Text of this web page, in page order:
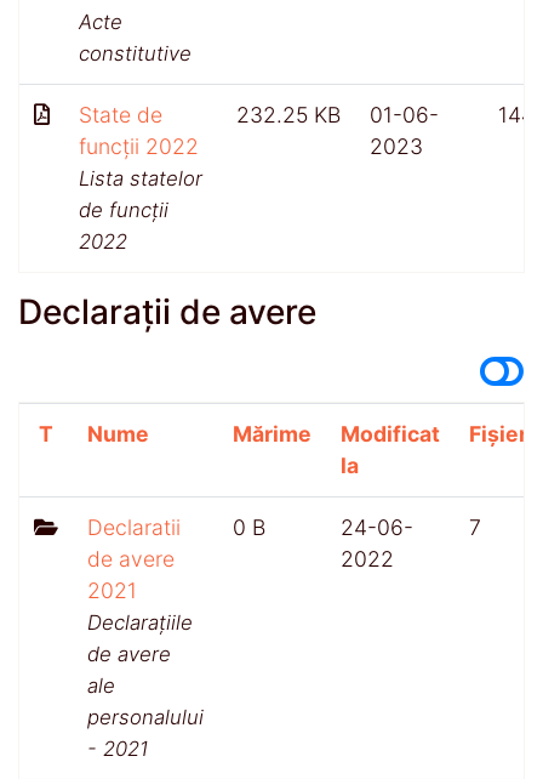
Acte
constitutive
State de
funcții 2022
Lista statelor
de funcții
2022
232.25 KB
01-06-
2023
Declarații de avere
T Nume Mărime
Modificat
la
Fișiere
Declaratii
de avere
2021
Declarațiile
de avere
ale
personalului
- 2021
0 B
24-06-
2022
7